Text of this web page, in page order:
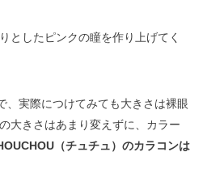
としたピンクの瞳を作り上げてく
、実際につけてみても大きさは裸眼
大きさはあまり変えずに、カラー
（チュチュ）のカラコンは